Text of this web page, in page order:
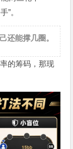
”。
还能撑几圈。
的筹码，那现